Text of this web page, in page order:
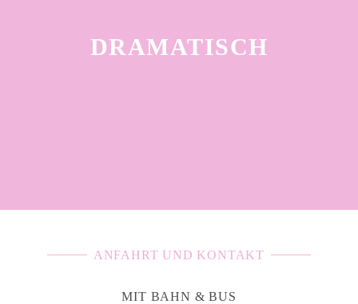
DRAMATISCH
ANFAHRT UND KONTAKT
MIT BAHN & BUS